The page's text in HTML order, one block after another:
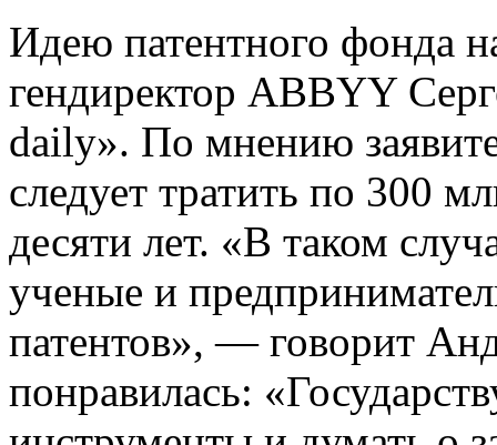
Идею патентного фонда
гендиректор ABBYY
daily». По мнению
следует тратить по 300
десяти лет. «В таком
ученые и
патентов», — говорит
понравилась: